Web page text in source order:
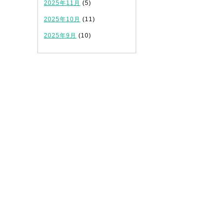
2025年11月 (5)
2025年10月 (11)
2025年9月 (10)